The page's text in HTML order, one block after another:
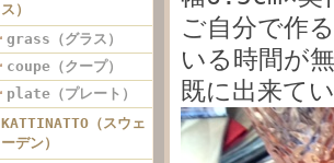
ス）
grass（グラス）
coupe（クープ）
plate（プレート）
KATTINATTO（スウェ
ーデン）
ご自分で作
いる時間が
既に出来て